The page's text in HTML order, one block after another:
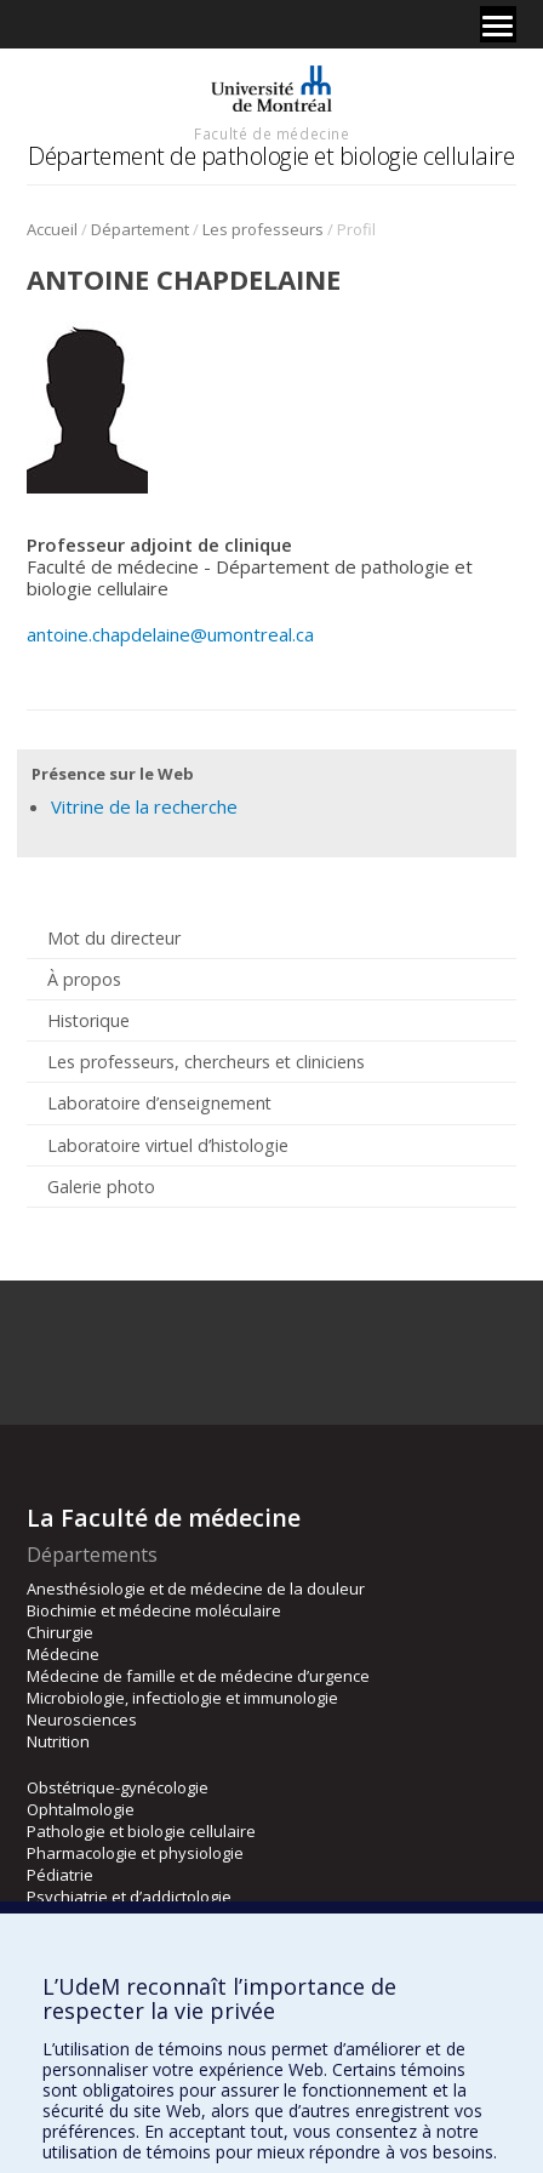
Faculté de médecine
Département de pathologie et biologie cellulaire
Accueil / Département/ Les professeurs / Profil
Mot du directeur
À propos
Historique
Les professeurs, chercheurs et cliniciens
Laboratoire d’enseignement
Laboratoire virtuel d’histologie
Galerie photo
ANTOINE CHAPDELAINE
Professeur adjoint de clinique
Faculté de médecine - Département de pathologie et
biologie cellulaire
antoine.chapdelaine@umontreal.ca
Présence sur le Web
Vitrine de la recherche
La Faculté de médecine
Départements
Anesthésiologie et de médecine de la douleur
Biochimie et médecine moléculaire
Chirurgie
Médecine
Médecine de famille et de médecine d’urgence
Microbiologie, infectiologie et immunologie
Neurosciences
Nutrition
Obstétrique-gynécologie
Ophtalmologie
Pathologie et biologie cellulaire
Pharmacologie et physiologie
Pédiatrie
Psychiatrie et d’addictologie
Radiologie, radio-oncologie et médecine nucléaire
Écoles
Orthophonie et audiologie
Réadaptation
Directions
L’UdeM reconnaît l’importance de
respecter la vie privée
L’utilisation de témoins nous permet d’améliorer et de
personnaliser votre expérience Web. Certains témoins
sont obligatoires pour assurer le fonctionnement et la
sécurité du site Web, alors que d’autres enregistrent vos
préférences. En acceptant tout, vous consentez à notre
utilisation de témoins pour mieux répondre à vos besoins.